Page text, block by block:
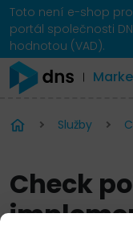
Toto není e-shop
portál společnosti
hodnotou (VAD).
Služby
Check